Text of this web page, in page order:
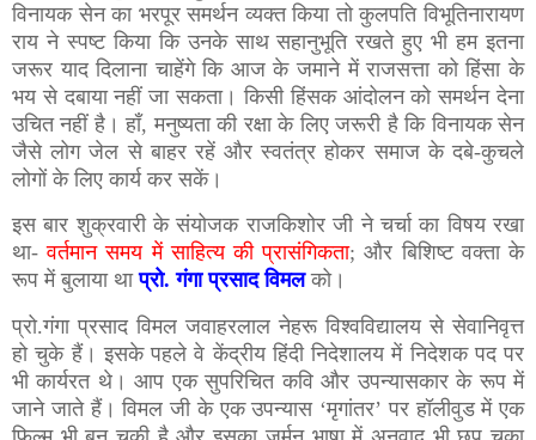
विनायक सेन का भरपूर समर्थन व्यक्त किया तो कुलपति विभूतिनारायण
राय ने स्पष्ट किया कि उनके साथ सहानुभूति रखते हुए भी हम इतना
जरूर याद दिलाना चाहेंगे कि आज के जमाने में राजसत्ता को हिंसा के
भय से दबाया नहीं जा सकता। किसी हिंसक आंदोलन को समर्थन देना
उचित नहीं है। हाँ, मनुष्यता की रक्षा के लिए जरूरी है कि विनायक सेन
जैसे लोग जेल से बाहर रहें और स्वतंत्र होकर समाज के दबे-कुचले
लोगों के लिए कार्य कर सकें।
इस बार शुक्रवारी के संयोजक राजकिशोर जी ने चर्चा का विषय रखा
था-वर्तमान समय में साहित्य की प्रासंगिकता; और बिशिष्ट वक्ता के
रूप में बुलाया थाप्रो. गंगा प्रसाद विमलको।
प्रो.गंगा प्रसाद विमल जवाहरलाल नेहरू विश्वविद्यालय से सेवानिवृत्त
हो चुके हैं। इसके पहले वे केंद्रीय हिंदी निदेशालय में निदेशक पद पर
भी कार्यरत थे। आप एक सुपरिचित कवि और उपन्यासकार के रूप में
जाने जाते हैं। विमल जी के एक उपन्यास ‘मृगांतर’ पर हॉलीवुड में एक